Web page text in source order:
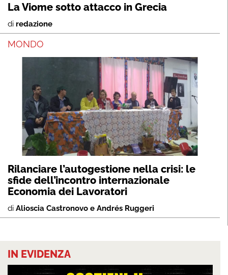
La Viome sotto attacco in Grecia
di redazione
MONDO
Rilanciare l’autogestione nella crisi: le
sfide dell’incontro internazionale
Economia dei Lavoratori
di Alioscia Castronovo e Andrés Ruggeri
IN EVIDENZA